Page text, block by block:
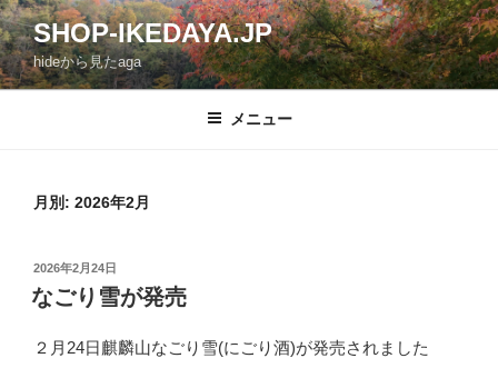
コ
ン
テ
ン
SHOP-IKEDAYA.JP
hideから見たaga
メニュー
月別: 2026年2月
投
稿
日:
2026年2月24日
なごり雪が発売
２月24日麒麟山なごり雪(にごり酒)が発売されました